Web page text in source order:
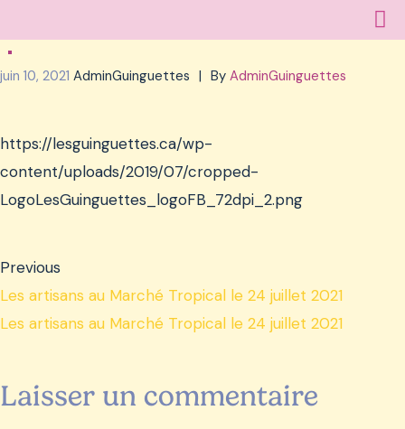
juin 10, 2021 AdminGuinguettes By AdminGuinguettes
https://lesguinguettes.ca/wp-
content/uploads/2019/07/cropped-
LogoLesGuinguettes_logoFB_72dpi_2.png
Previous
Les artisans au Marché Tropical le 24 juillet 2021
Les artisans au Marché Tropical le 24 juillet 2021
Laisser un commentaire